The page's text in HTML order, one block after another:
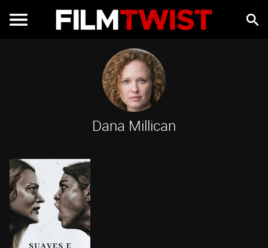
Dana Millican